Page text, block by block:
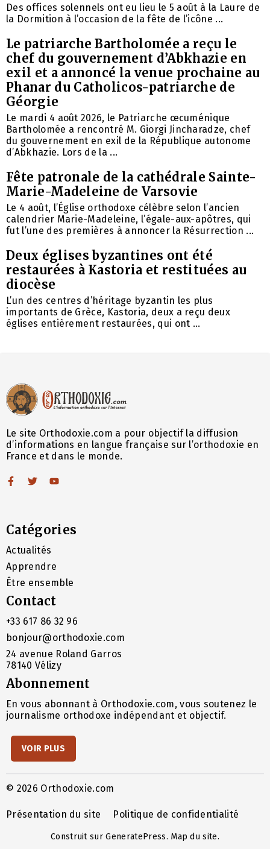
Des offices solennels ont eu lieu le 5 août à la Laure de
la Dormition à l’occasion de la fête de l’icône ...
Le patriarche Bartholomée a reçu le
chef du gouvernement d’Abkhazie en
exil et a annoncé la venue prochaine au
Phanar du Catholicos-patriarche de
Géorgie
Le mardi 4 août 2026, le Patriarche œcuménique
Bartholomée a rencontré M. Giorgi Jincharadze, chef
du gouvernement en exil de la République autonome
d’Abkhazie. Lors de la ...
Fête patronale de la cathédrale Sainte-
Marie-Madeleine de Varsovie
Le 4 août, l’Église orthodoxe célèbre selon l’ancien
calendrier Marie-Madeleine, l’égale-aux-apôtres, qui
fut l’une des premières à annoncer la Résurrection ...
Deux églises byzantines ont été
restaurées à Kastoria et restituées au
diocèse
L’un des centres d’héritage byzantin les plus
importants de Grèce, Kastoria, deux a reçu deux
églises entièrement restaurées, qui ont ...
Le site Orthodoxie.com a pour objectif la diffusion
d’informations en langue française sur l’orthodoxie en
France et dans le monde.
Catégories
Actualités
Apprendre
Être ensemble
Contact
+33 617 86 32 96
bonjour@orthodoxie.com
24 avenue Roland Garros
78140 Vélizy
Abonnement
En vous abonnant à Orthodoxie.com, vous soutenez le
journalisme orthodoxe indépendant et objectif.
VOIR PLUS
© 2026 Orthodoxie.com
Présentation du site Politique de confidentialité
Construit surGeneratePress. Map du site.